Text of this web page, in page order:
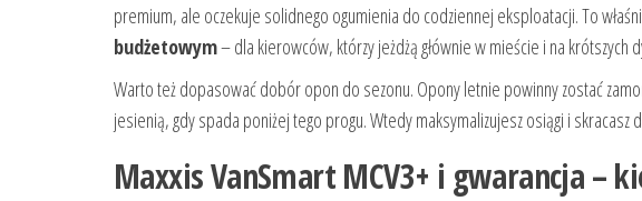
premium, ale oczekuje solidnego ogumienia do codziennej eksploatacji. To
budżetowym– dla kierowców, którzy jeżdżą głównie w mieście i na
Warto też dopasować dobór opon do sezonu. Opony letnie powinny zostać
jesienią, gdy spada poniżej tego progu. Wtedy maksymalizujesz osiągi i skracasz
Maxxis VanSmart MCV3+ i gwarancja –